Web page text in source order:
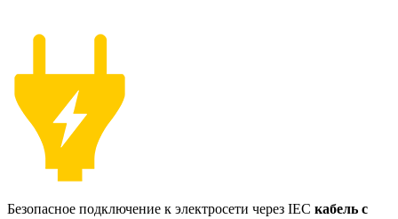
Безопасное подключение к электросети через IEC кабель с